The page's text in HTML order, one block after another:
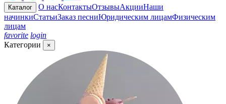
Каталог О насКонтактыОтзывыАкцииНаши
начинкиСтатьиЗаказ песниЮридическим лицамФизическим
лицам
favorite login
Категории
×